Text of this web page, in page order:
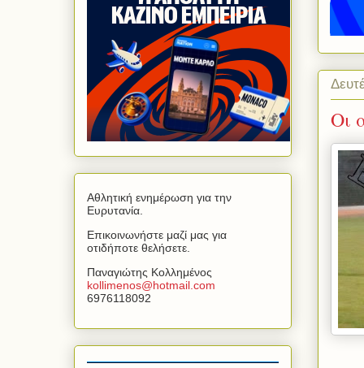
Οι
Αθλητική ενημέρωση για την
Ευρυτανία.
Επικοινωνήστε μαζί μας για
οτιδήποτε θελήσετε.
Παναγιώτης Κολλημένος
kollimenos@hotmail com
6976118092